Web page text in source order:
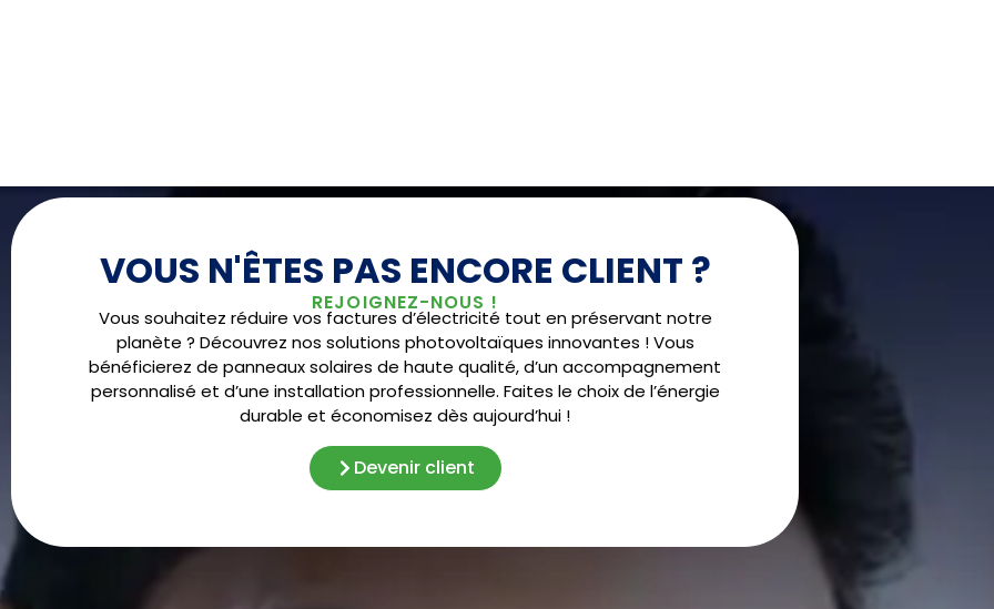
VOUS N'ÊTES PAS ENCORE CLIENT ?
REJOIGNEZ-NOUS !
Vous souhaitez réduire vos factures d’électricité tout en préservant notre
planète ? Découvrez nos solutions photovoltaïques innovantes ! Vous
bénéficierez de panneaux solaires de haute qualité, d’un accompagnement
personnalisé et d’une installation professionnelle. Faites le choix de l’énergie
durable et économisez dès aujourd’hui !
Devenir client